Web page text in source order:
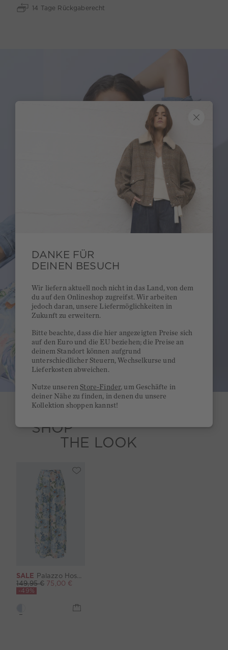
14 Tage Rückgaberecht
SHOP
THE LOOK
SALE Palazzo Hose - blue white
149,95 € 75,00 €
-49%
DANKE FÜR
DEINEN BESUCH
Wir liefern aktuell noch nicht in das Land, von dem
du auf den Onlineshop zugreifst. Wir arbeiten
jedoch daran, unsere Liefermöglichkeiten in
Zukunft zu erweitern.
Bitte beachte, dass die hier angezeigten Preise sich
auf den Euro und die EU beziehen; die Preise an
deinem Standort können aufgrund
unterschiedlicher Steuern, Wechselkurse und
Lieferkosten abweichen.
Nutze unserenStore-Finder, um Geschäfte in
deiner Nähe zu finden, in denen du unsere
Kollektion shoppen kannst!